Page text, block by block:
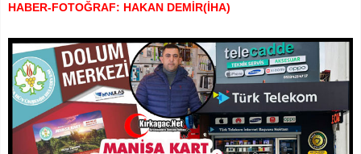
HABER-FOTOĞRAF: HAKAN DEMİR(İHA)